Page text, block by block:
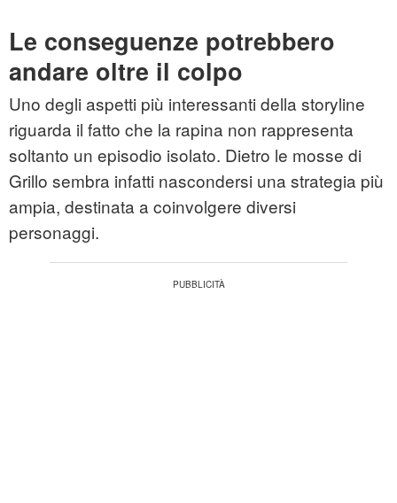
Le conseguenze potrebbero
andare oltre il colpo
Uno degli aspetti più interessanti della storyline
riguarda il fatto che la rapina non rappresenta
soltanto un episodio isolato. Dietro le mosse di
Grillo sembra infatti nascondersi una strategia più
ampia, destinata a coinvolgere diversi
personaggi.